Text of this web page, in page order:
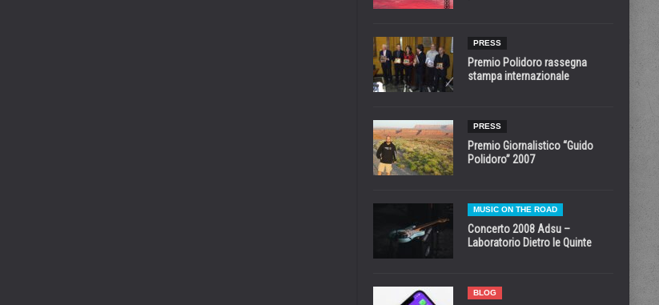
PRESS
Premio Polidoro rassegna
stampa internazionale
PRESS
Premio Giornalistico “Guido
Polidoro” 2007
MUSIC ON THE ROAD
Concerto 2008 Adsu –
Laboratorio Dietro le Quinte
BLOG